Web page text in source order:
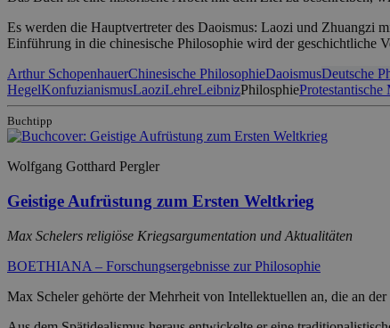
Es werden die Hauptvertreter des Daoismus: Laozi und Zhuangzi
Einführung in die chinesische Philosophie wird der geschichtliche
Arthur SchopenhauerChinesische PhilosophieDaoismusDeutsche
HegelKonfuzianismusLaoziLehreLeibnizPhilosphie
Buchtipp
Wolfgang Gotthard Pergler
Geistige Aufrüstung zum Ersten Weltkrieg
Max Schelers religiöse Kriegsargumentation und Aktualitäten
BOETHIANA – Forschungsergebnisse zur Philosophie
Max Scheler gehörte der Mehrheit von Intellektuellen an, die an